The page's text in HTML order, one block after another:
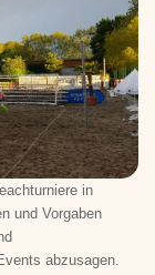
in
und Vorgaben
abzusagen.